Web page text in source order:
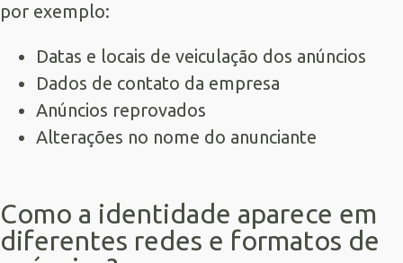
por exemplo:
Datas e locais de veiculação dos anúncios
Dados de contato da empresa
Anúncios reprovados
Alterações no nome do anunciante
Como a identidade aparece em
diferentes redes e formatos de